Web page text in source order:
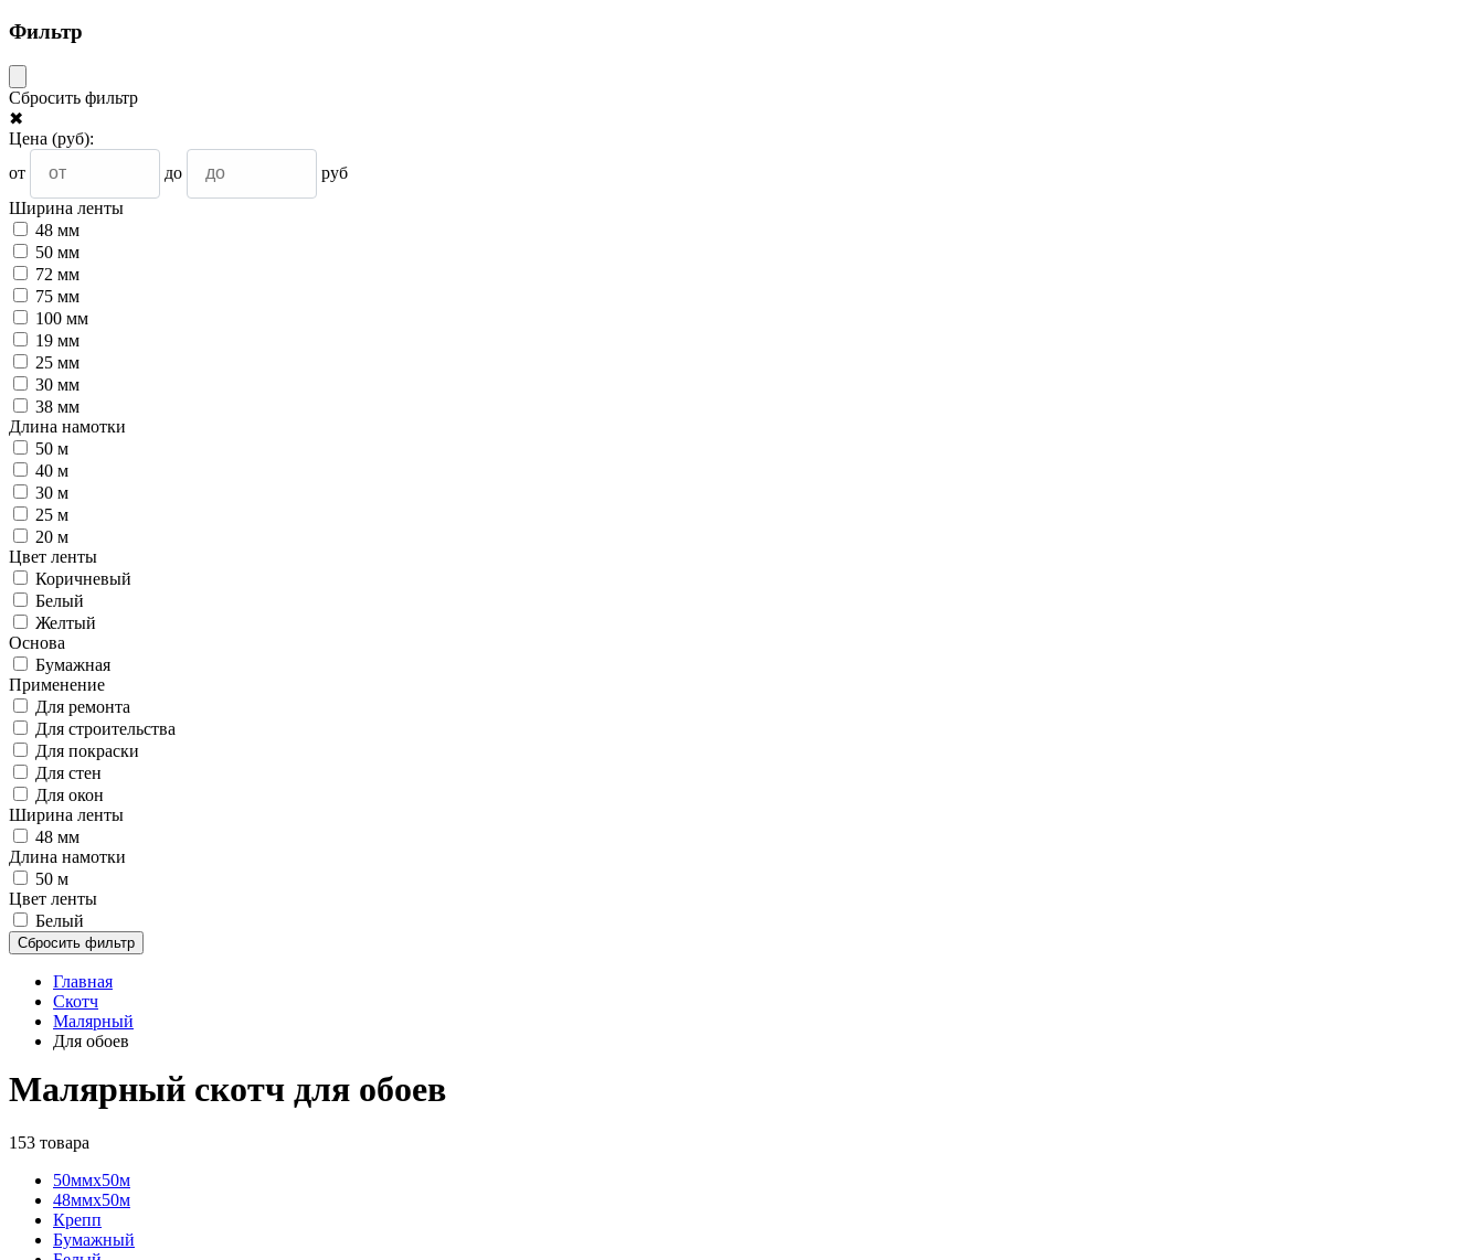
Фильтр
Сбросить фильтр
✖
Цена (руб):
от
до
руб
Ширина ленты
48 мм
50 мм
72 мм
75 мм
100 мм
19 мм
25 мм
30 мм
38 мм
Длина намотки
50 м
40 м
30 м
25 м
20 м
Цвет ленты
Коричневый
Белый
Желтый
Основа
Бумажная
Применение
Для ремонта
Для строительства
Для покраски
Для стен
Для окон
Ширина ленты
48 мм
Длина намотки
50 м
Цвет ленты
Белый
Сбросить фильтр
Главная
Скотч
Малярный
Для обоев
Малярный скотч для обоев
153 товара
50ммх50м
48ммх50м
Крепп
Бумажный